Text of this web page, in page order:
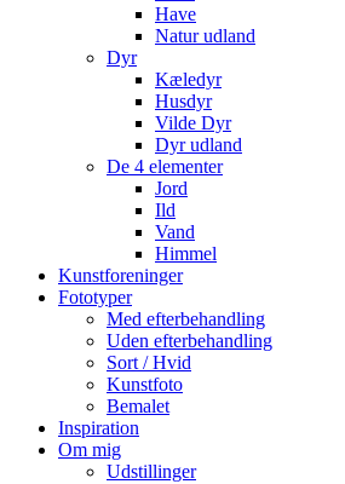
Have
Natur udland
Dyr
Kæledyr
Husdyr
Vilde Dyr
Dyr udland
De 4 elementer
Jord
Ild
Vand
Himmel
Kunstforeninger
Fototyper
Med efterbehandling
Uden efterbehandling
Sort / Hvid
Kunstfoto
Bemalet
Inspiration
Om mig
Udstillinger